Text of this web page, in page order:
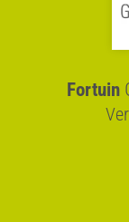
Fortuin